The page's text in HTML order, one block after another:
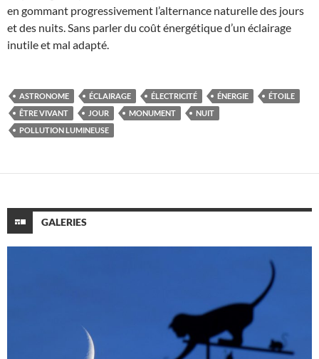
en gommant progressivement l’alternance naturelle des jours
et des nuits. Sans parler du coût énergétique d’un éclairage
inutile et mal adapté.
ASTRONOME ÉCLAIRAGE ÉLECTRICITÉ ÉNERGIE
ÉTOILE
ÊTRE VIVANT
JOUR MONUMENT
NUIT
POLLUTION LUMINEUSE
GALERIES